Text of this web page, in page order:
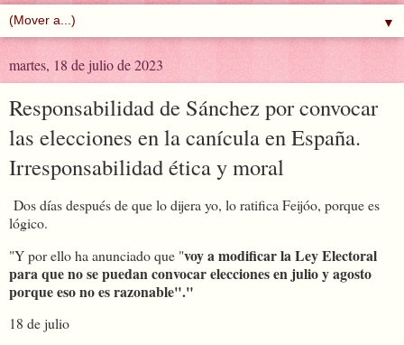
▼
martes, 18 de julio de 2023
Responsabilidad de Sánchez por convocar
las elecciones en la canícula en España.
Irresponsabilidad ética y moral
Dos días después de que lo dijera yo, lo ratifica Feijóo, porque es
lógico.
"Y por ello ha anunciado que "voy a modificar la Ley Electoral
para que no se puedan convocar elecciones en julio y agosto
porque eso no es razonable"."
18 de julio